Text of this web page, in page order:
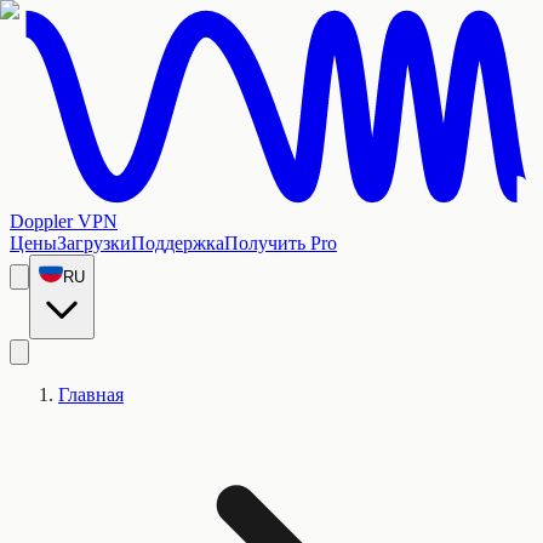
Doppler VPN
ЦеныЗагрузкиПоддержкаПолучить Pro
RU
Главная